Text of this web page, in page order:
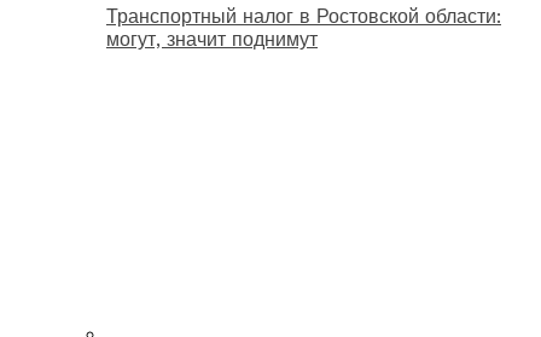
Транспортный налог в Ростовской области:
могут, значит поднимут